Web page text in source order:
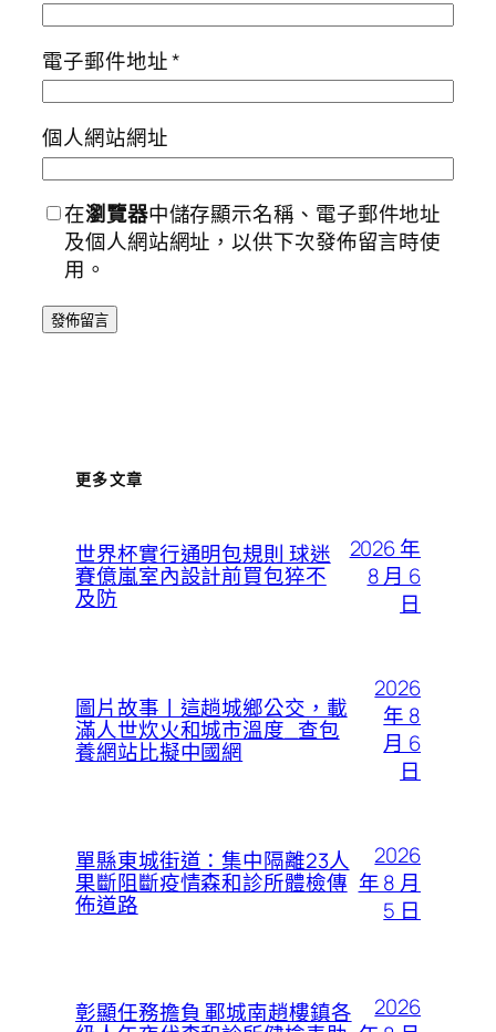
電子郵件地址*
個人網站網址
在瀏覽器中儲存顯示名稱、電子郵件地址
及個人網站網址，以供下次發佈留言時使
用。
更多文章
世界杯實行通明包規則 球迷
賽億嵐室內設計前買包猝不
及防
2026 年
8 月 6
日
圖片故事丨這趟城鄉公交，載
滿人世炊火和城市溫度_查包
養網站比擬中國網
2026
年 8
月 6
日
單縣東城街道：集中隔離23人
果斷阻斷疫情森和診所體檢傳
佈道路
2026
年 8 月
5 日
彰顯任務擔負 鄆城南趙樓鎮各
2026